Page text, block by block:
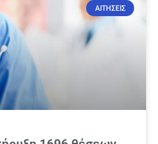
ΑΙΤΗΣΕΙΣ